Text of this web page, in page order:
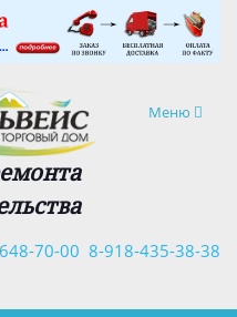
Навигация
Меню
8-918-435-38-38
70-00
×